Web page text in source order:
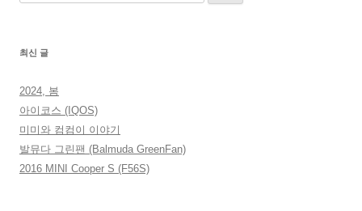
최신 글
2024, 봄
아이코스 (IQOS)
미미와 컴컴이 이야기
발뮤다 그린팬 (Balmuda GreenFan)
2016 MINI Cooper S (F56S)